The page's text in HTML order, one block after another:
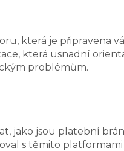
která je připravena
která usnadní
problémům.
jako jsou platební
s těmito platformami